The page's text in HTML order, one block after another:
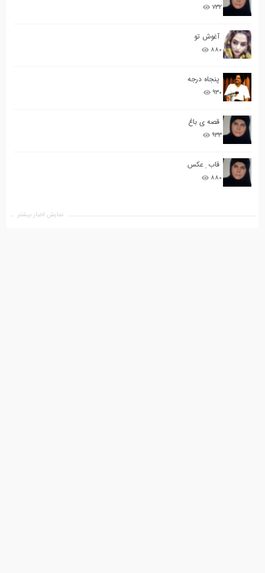
۷۳۲
آغوش تو
۸۸۰
پنجاه درجه
۹۳۰
قصه ی باغ
۹۳۳
قاب ِ عکس
۸۸۰
نمایش اخبار بیشتر